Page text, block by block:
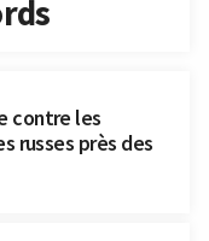
contre les
russes près des